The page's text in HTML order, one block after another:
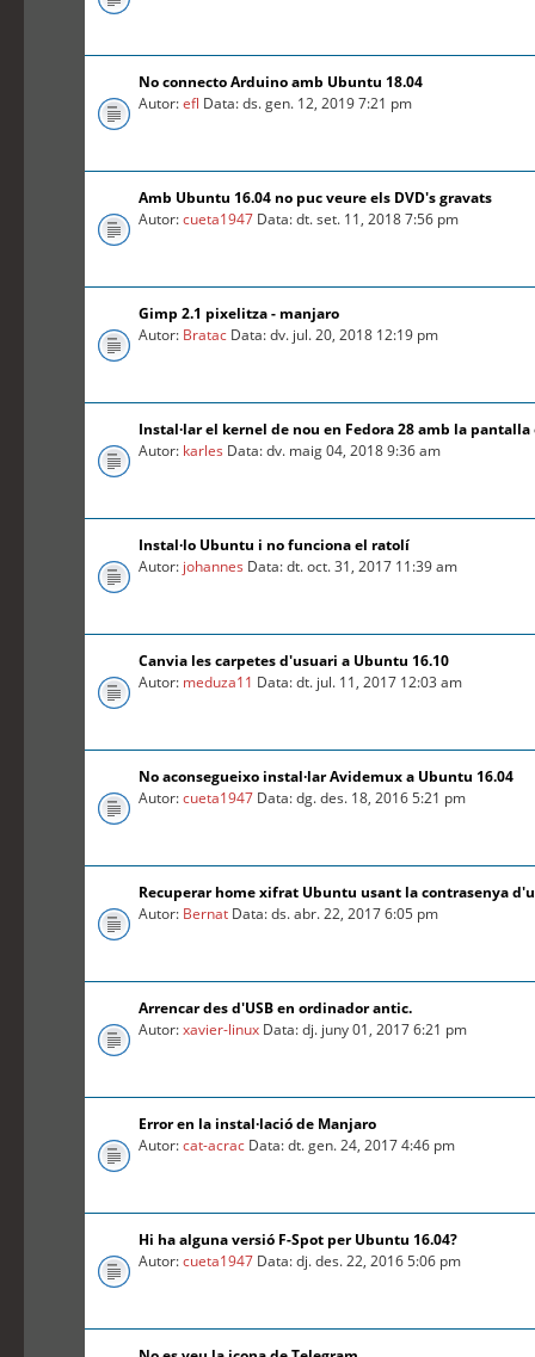
No connecto Arduino amb Ubuntu 18.04
Autor:efl Data: ds. gen. 12, 2019 7:21 pm
Amb Ubuntu 16.04 no puc veure els DVD's gravats
Autor:cueta1947 Data: dt. set. 11, 2018 7:56 pm
Gimp 2.1 pixelitza - manjaro
Autor: Bratac Data: dv. jul. 20, 2018 12:19 pm
Instal·lar el kernel de nou en Fedora 28 amb la pantalla
Autor: karles Data: dv. maig 04, 2018 9:36 am
Instal·lo Ubuntu i no funciona el ratolí
Autor: johannes Data: dt. oct. 31, 2017 11:39 am
Canvia les carpetes d'usuari a Ubuntu 16.10
Autor: meduza11 Data: dt. jul. 11, 2017 12:03 am
No aconsegueixo instal·lar Avidemux a Ubuntu 16.04
Autor:cueta1947 Data: dg. des. 18, 2016 5:21 pm
Recuperar home xifrat Ubuntu usant la contrasenya
Autor: Bernat Data: ds. abr. 22, 2017 6:05 pm
Arrencar des d'USB en ordinador antic.
Autor:xavier-linux Data: dj. juny 01, 2017 6:21 pm
Error en la instal·lació de Manjaro
Autor:cat-acrac Data: dt. gen. 24, 2017 4:46 pm
Hi ha alguna versió F-Spot per Ubuntu 16.04?
Autor:cueta1947 Data: dj. des. 22, 2016 5:06 pm